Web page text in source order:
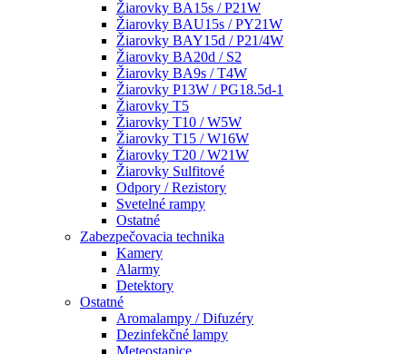
Žiarovky BA15s / P21W
Žiarovky BAU15s / PY21W
Žiarovky BAY15d / P21/4W
Žiarovky BA20d / S2
Žiarovky BA9s / T4W
Žiarovky P13W / PG18.5d-1
Žiarovky T5
Žiarovky T10 / W5W
Žiarovky T15 / W16W
Žiarovky T20 / W21W
Žiarovky Sulfitové
Odpory / Rezistory
Svetelné rampy
Ostatné
Zabezpečovacia technika
Kamery
Alarmy
Detektory
Ostatné
Aromalampy / Difuzéry
Dezinfekčné lampy
Meteostanice